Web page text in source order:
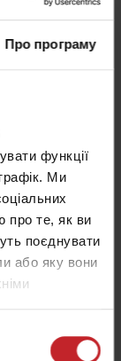
Про програму
функції
Ми
про те, як ви
поєднувати
або яку вони
із
з